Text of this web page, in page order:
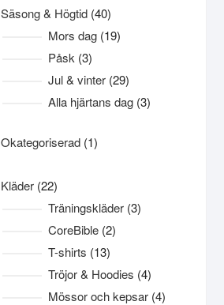
produkter
Säsong & Högtid 4040
produkter
Mors dag 1919
Påsk 33
produkter
Jul & vinter 2929
produkter
Alla hjärtans dag 33
Okategoriserad 1produkt
Kläder 2222
produkter
Träningskläder 33
CoreBible 22
T-shirts 1313
produkter
Tröjor & Hoodies 44
produkter
Mössor och kepsar 44